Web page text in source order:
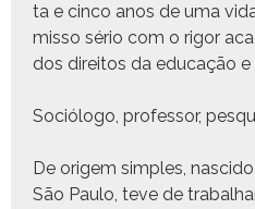
ta e cin­co anos de uma
mis­so sério com o rig­or
dos dire­itos da edu­cação
Sociól­o­go, pro­fes­sor,
De origem sim­ples,
São Paulo, teve de